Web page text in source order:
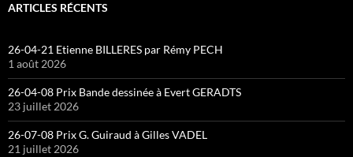
ARTICLES RÉCENTS
26-04-21 Etienne BILLERES par Rémy PECH
1 août 2026
26-04-08 Prix Bande dessinée à Evert GERADTS
23 juillet 2026
26-07-08 Prix G. Guiraud à Gilles VADEL
21 juillet 2026